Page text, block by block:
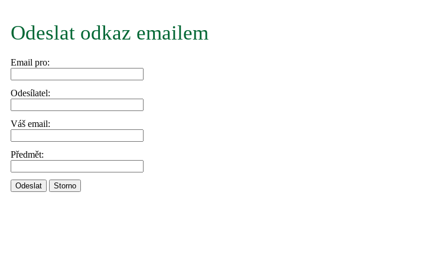
Odeslat odkaz emailem
Email pro:
Odesílatel:
Váš email:
Předmět:
Odeslat Storno